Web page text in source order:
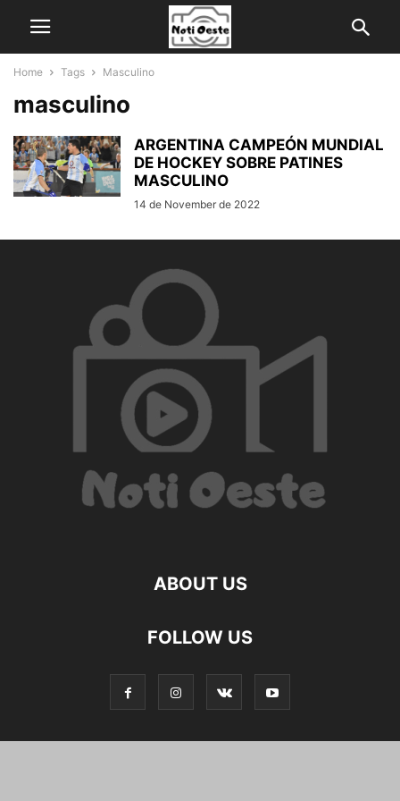
Home Tags Masculino
masculino
ARGENTINA CAMPEÓN MUNDIAL
DE HOCKEY SOBRE PATINES
MASCULINO
14 de November de 2022
ABOUT US
FOLLOW US